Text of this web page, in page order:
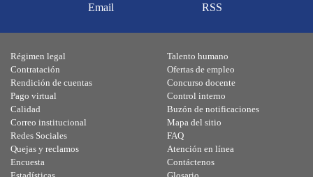
Email RSS
Régimen legal
Contratación
Rendición de cuentas
Pago virtual
Calidad
Talento humano
Ofertas de empleo
Concurso docente
Control interno
Buzón de notificaciones
Correo institucional
Redes Sociales
Quejas y reclamos
Encuesta
Mapa del sitio
FAQ
Atención en línea
Contáctenos